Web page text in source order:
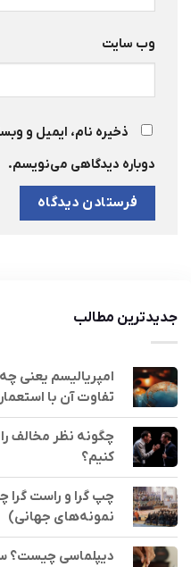
وب‌ سایت
ذخیره نام، ایمیل و
دوباره دیدگاهی می‌نویسم.
جدیدترین مطالب
امپریالیسم یعنی
تفاوت آن با استعمار
چگونه نظر مخالف
کنیم؟
چپ گرا و راست
نمونه‌های جهانی)
دیپلماسی چیست؟